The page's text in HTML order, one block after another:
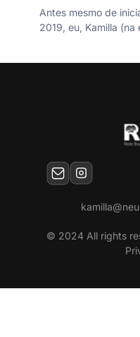
Antes mesmo de
2019, eu, Kamilla
© 2024 All rights